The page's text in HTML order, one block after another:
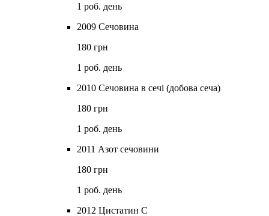
1 роб. день
2009 Сечовина
180 грн
1 роб. день
2010 Сечовина в сечі (добова сеча)
180 грн
1 роб. день
2011 Азот сечовини
180 грн
1 роб. день
2012 Цистатин С